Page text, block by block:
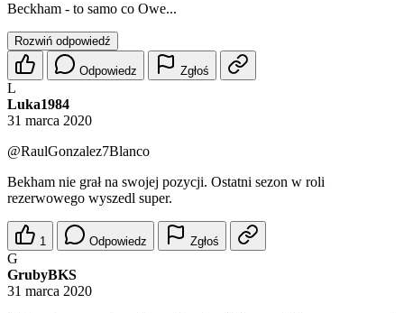
Beckham - to samo co Owe...
Rozwiń odpowiedź
Odpowiedz Zgłoś
L
Luka1984
31 marca 2020
@RaulGonzalez7Blanco
Bekham nie grał na swojej pozycji. Ostatni sezon w roli
rezerwowego wyszedl super.
1 Odpowiedz Zgłoś
G
GrubyBKS
31 marca 2020